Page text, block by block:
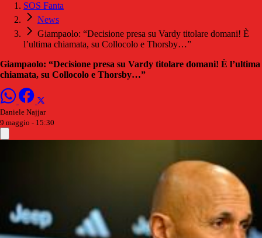
SOS Fanta
News
Giampaolo: “Decisione presa su Vardy titolare domani! È
l’ultima chiamata, su Collocolo e Thorsby…”
Giampaolo: “Decisione presa su Vardy titolare domani! È l’ultima
chiamata, su Collocolo e Thorsby…”
Daniele Najjar
9 maggio - 15:30